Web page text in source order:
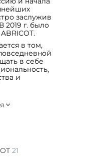
заслужив
2019 г. было
в том,
в себе
и
21